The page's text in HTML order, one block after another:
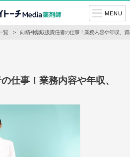
MENU
覧 向精神薬取扱責任者の仕事！業務内容や年収、
仕事！業務内容や年収、